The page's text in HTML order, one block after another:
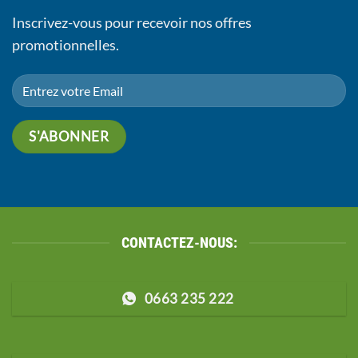
Inscrivez-vous pour recevoir nos offres
promotionnelles.
CONTACTEZ-NOUS:
0663 235 222